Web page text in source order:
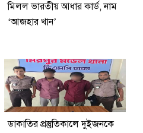
মিলল ভারতীয় আধার কার্ড, নাম
‘আজহার খান’
ডাকাতির প্রস্তুতিকালে দুইজনকে